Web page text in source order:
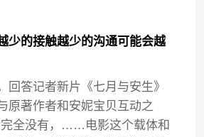
少的接触越少的沟通可能会越
回答记者新片《七月与安生》
原著作者和安妮宝贝互动之
完全没有，……电影这个载体和